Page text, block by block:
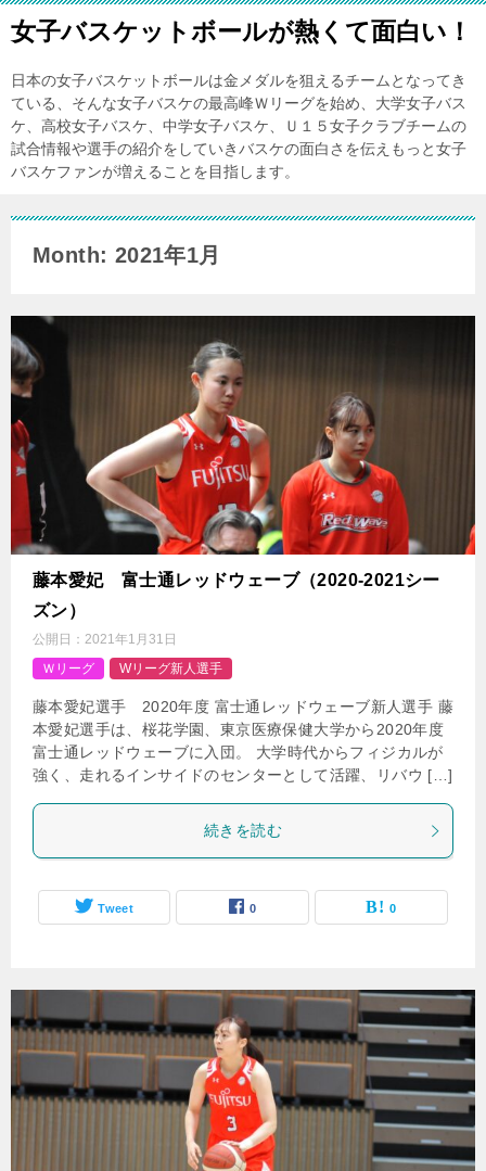
女子バスケットボールが熱くて面白い！
日本の女子バスケットボールは金メダルを狙えるチームとなってき
ている、そんな女子バスケの最高峰Ｗリーグを始め、大学女子バス
ケ、高校女子バスケ、中学女子バスケ、Ｕ１５女子クラブチームの
試合情報や選手の紹介をしていきバスケの面白さを伝えもっと女子
バスケファンが増えることを目指します。
Month: 2021年1月
藤本愛妃 富士通レッドウェーブ（2020-2021シー
ズン）
公開日： 2021年1月31日
Ｗリーグ
Wリーグ新人選手
藤本愛妃選手 2020年度 富士通レッドウェーブ新人選手 藤
本愛妃選手は、桜花学園、東京医療保健大学から2020年度
富士通レッドウェーブに入団。 大学時代からフィジカルが
強く、走れるインサイドのセンターとして活躍、リバウ […]
続きを読む
Tweet 0 0